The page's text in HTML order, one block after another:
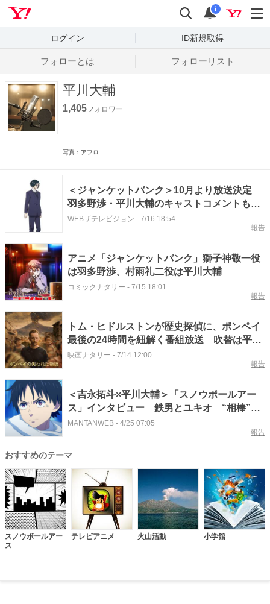
検索
通知
i
ログイン ID新規取得
フォローとは フォローリスト
平川大輔
1,405フォロワー
写真：アフロ
＜ジャンケットバンク＞10月より放送決定
羽多野渉・平川大輔のキャストコメントも到
着
WEBザテレビジョン - 7/16 18:54
報告
アニメ「ジャンケットバンク」獅子神敬一役
は羽多野渉、村雨礼二役は平川大輔
コミックナタリー - 7/15 18:01
報告
トム・ヒドルストンが歴史探偵に、ポンペイ
最後の24時間を紐解く番組放送 吹替は平川
大輔
映画ナタリー - 7/14 12:00
報告
＜吉永拓斗×平川大輔＞「スノウボールアー
ス」インタビュー 鉄男とユキオ “相棒”の
信頼と愛情
MANTANWEB - 4/25 07:05
報告
おすすめのテーマ
スノウボールアー
ス
テレビアニメ 火山活動 小学館